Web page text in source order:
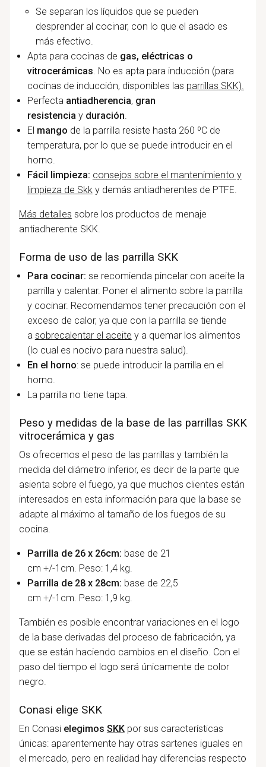
Se separan los líquidos que se pueden
desprender al cocinar, con lo que el asado es
más efectivo.
Apta para cocinas de gas, eléctricas o
vitrocerámicas. No es apta para inducción (para
cocinas de inducción, disponibles las parrillas SKK).
Perfecta antiadherencia, gran
resistencia y duración.
El mango de la parrilla resiste hasta 260 ºC de
temperatura, por lo que se puede introducir en el
horno.
Fácil limpieza: consejos sobre el mantenimiento y
limpieza de Skky demás antiadherentes de PTFE.
Más detalles sobre los productos de menaje
antiadherente SKK.
Forma de uso de las parrilla SKK
Para cocinar: se recomienda pincelar con aceite la
parrilla y calentar. Poner el alimento sobre la parrilla
y cocinar. Recomendamos tener precaución con el
exceso de calor, ya que con la parrilla se tiende
a sobrecalentar el aceite y a quemar los alimentos
(lo cual es nocivo para nuestra salud).
En el horno: se puede introducir la parrilla en el
horno.
La parrilla no tiene tapa.
Peso y medidas de la base de las parrillas SKK
vitrocerámica y gas
Os ofrecemos el peso de las parrillas y también la
medida del diámetro inferior, es decir de la parte que
asienta sobre el fuego, ya que muchos clientes están
interesados en esta información para que la base se
adapte al máximo al tamaño de los fuegos de su
cocina.
Parrilla de 26 x 26cm: base de 21
cm +/-1cm. Peso: 1,4 kg.
Parrilla de 28 x 28cm: base de 22,5
cm +/-1cm. Peso: 1,9 kg.
También es posible encontrar variaciones en el logo
de la base derivadas del proceso de fabricación, ya
que se están haciendo cambios en el diseño. Con el
paso del tiempo el logo será únicamente de color
negro.
Conasi elige SKK
En Conasi elegimos SKKpor sus características
únicas: aparentemente hay otras sartenes iguales en
el mercado, pero en realidad hay diferencias respecto